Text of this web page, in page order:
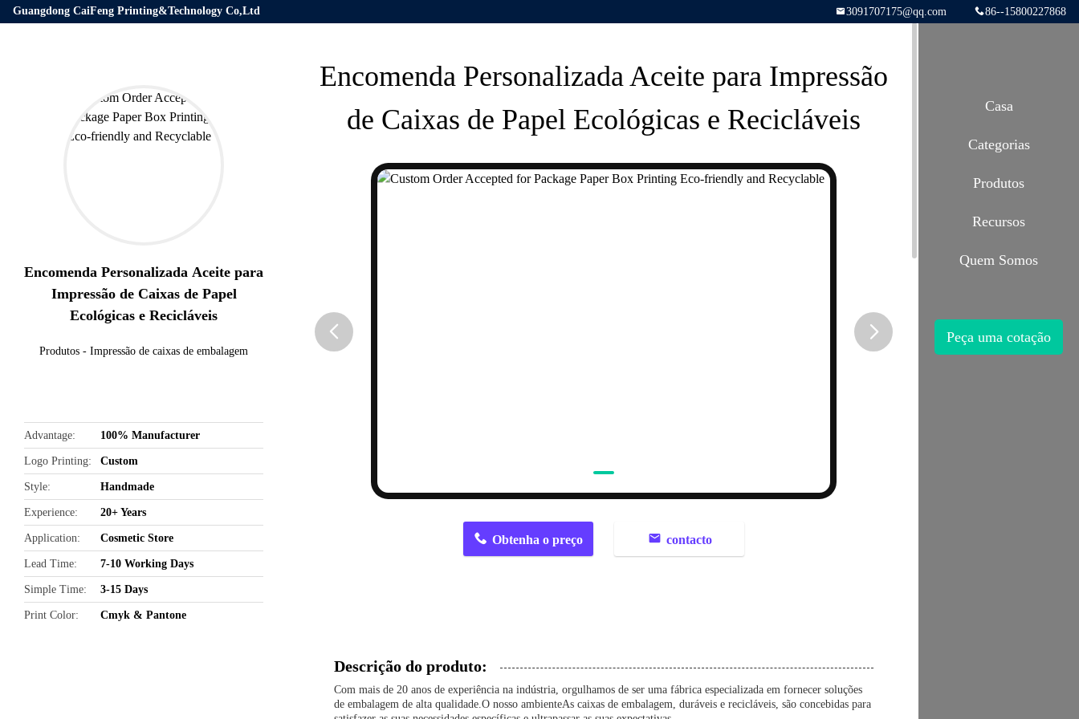
Guangdong CaiFeng Printing&Technology Co,Ltd 86--15800227868
3091707175@qq.com
Encomenda Personalizada Aceite para
Impressão de Caixas de Papel
Ecológicas e Recicláveis
Produtos - Impressão de caixas de embalagem
Advantage 100% Manufacturer
Logo Printing Custom
Style Handmade
Experience 20+ Years
Application Cosmetic Store
Lead Time 7-10 Working Days
Simple Time 3-15 Days
Print Color Cmyk & Pantone
Encomenda Personalizada Aceite para Impressão
de Caixas de Papel Ecológicas e Recicláveis
Obtenha o preço contacto
Descrição do produto:
Com mais de 20 anos de experiência na indústria, orgulhamos de ser uma fábrica especializada em fornecer soluções
de embalagem de alta qualidade.O nosso ambienteAs caixas de embalagem, duráveis e recicláveis, são concebidas para
Casa
Categorias
Produtos
Recursos
Quem Somos
Peça uma cotação